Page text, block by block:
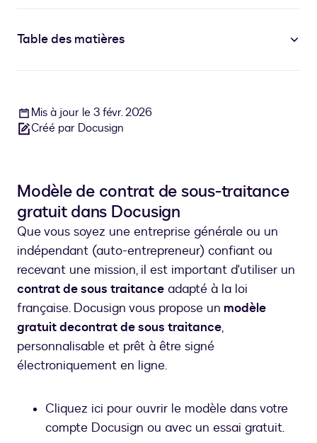
Table des matières
Mis à jour le 3 févr. 2026
Créé par Docusign
Modèle de contrat de sous-traitance
gratuit dans Docusign
Que vous soyez une entreprise générale ou un
indépendant (auto-entrepreneur) confiant ou
recevant une mission, il est important d'utiliser un
contrat de sous traitance adapté à la loi
française. Docusign vous propose un modèle
gratuit decontrat de sous traitance,
personnalisable et prêt à être signé
électroniquement en ligne.
Cliquez ici pour ouvrir le modèle dans votre
compte Docusign ou avec un essai gratuit.